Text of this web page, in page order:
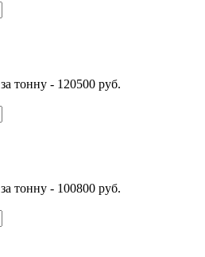
за тонну - 120500 руб.
за тонну - 100800 руб.